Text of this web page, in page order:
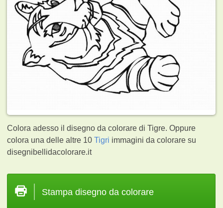
Colora adesso il disegno da colorare di Tigre. Oppure
colora una delle altre 10Tigri immagini da colorare su
disegnibellidacolorare.it
Stampa disegno da colorare